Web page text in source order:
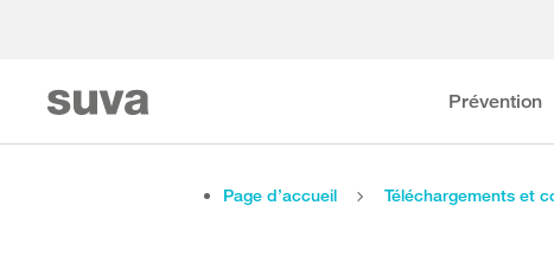
Prévention
Page d’accueil Téléchargements et